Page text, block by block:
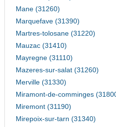
Mane (31260)
Marquefave (31390)
Martres-tolosane (31220)
Mauzac (31410)
Mayregne (31110)
Mazeres-sur-salat (31260)
Merville (31330)
Miramont-de-comminges
Miremont (31190)
Mirepoix-sur-tarn (31340)